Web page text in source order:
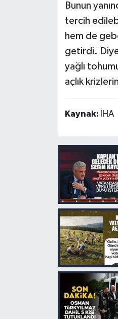
Bunun
tercih
hem de
getirdi.
yağlı
açlık
Kaynak: İHA